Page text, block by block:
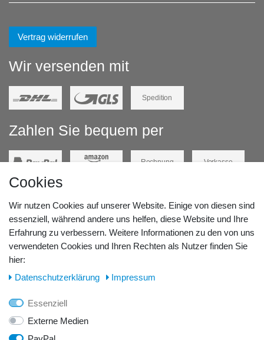
Vertrag widerrufen
Wir versenden mit
Spedition
Zahlen Sie bequem per
Rechnung Vorkasse
Unsere Lageradresse:
GeBOOTE24 - Martin Rolle & Iris Kleiner GbR
Tel.: 0176 42 28 58 17
Cookies
Wir nutzen Cookies auf unserer Website. Einige von diesen sind
essenziell, während andere uns helfen, diese Website und Ihre
Erfahrung zu verbessern. Weitere Informationen zu den von uns
verwendeten Cookies und Ihren Rechten als Nutzer finden Sie
hier:
Daten­schutz­erklärung
Impressum
Essenziell
Externe Medien